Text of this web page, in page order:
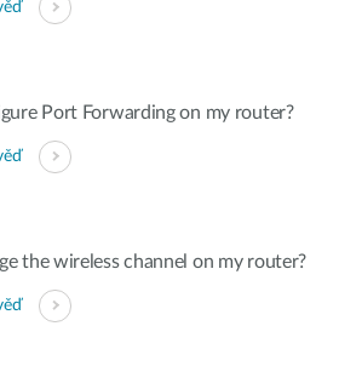
Port Forwarding on my router?
the wireless channel on my router?